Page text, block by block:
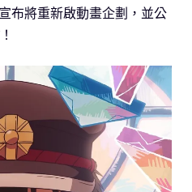
布將重新啟動畫企劃，並公